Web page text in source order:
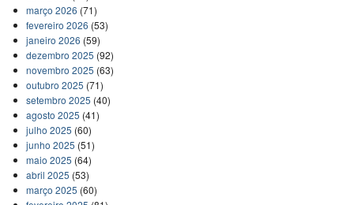
março 2026 (71)
fevereiro 2026 (53)
janeiro 2026 (59)
dezembro 2025 (92)
novembro 2025 (63)
outubro 2025 (71)
setembro 2025 (40)
agosto 2025 (41)
julho 2025 (60)
junho 2025 (51)
maio 2025 (64)
abril 2025 (53)
março 2025 (60)